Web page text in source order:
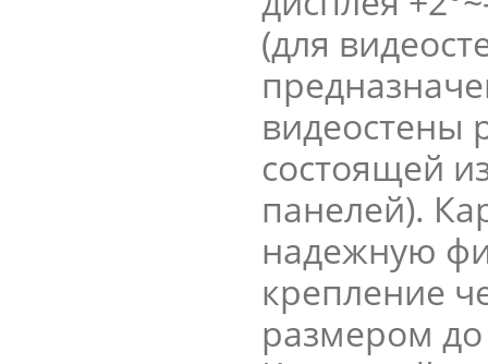
(для
видеостены
состоящей
панелей).
надежную
крепление
размером